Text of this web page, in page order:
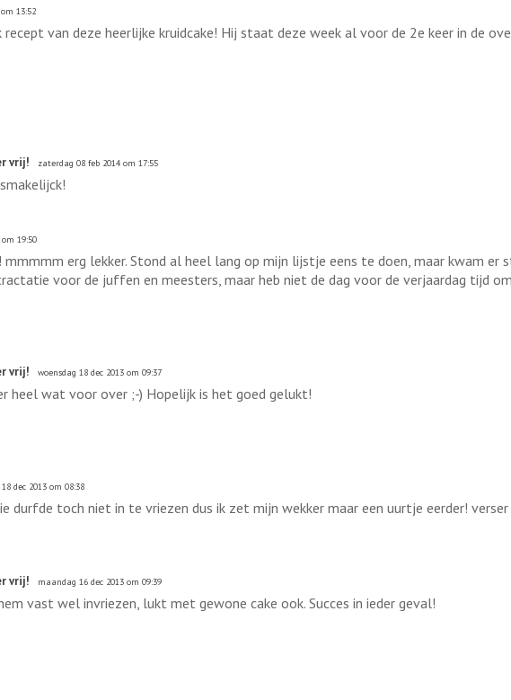
13:52
van deze heerlijke kruidcake! Hij staat deze week al voor de 2e keer in de
vrij! zaterdag 08 feb 2014 om 17:55
19:50
mmmmm erg lekker. Stond al heel lang op mijn lijstje eens te doen, maar kwam er
voor de juffen en meesters, maar heb niet de dag voor de verjaardag tijd
vrij! woensdag 18 dec 2013 om 09:37
heel wat voor over ;-) Hopelijk is het goed gelukt!
dec 2013 om 08:38
durfde toch niet in te vriezen dus ik zet mijn wekker maar een uurtje eerder! verser
vrij! maandag 16 dec 2013 om 09:39
vast wel invriezen, lukt met gewone cake ook. Succes in ieder geval!